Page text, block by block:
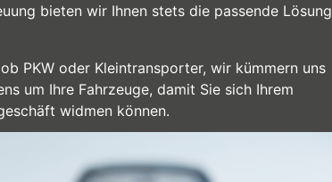
bieten wir Ihnen stets die passende Lösung
PKW oder Kleintransporter, wir kümmern uns
um Ihre Fahrzeuge, damit Sie sich Ihrem
widmen können.